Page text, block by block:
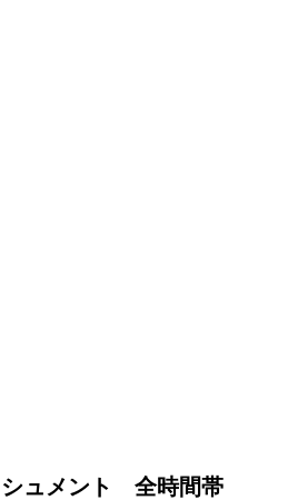
シュメント 全時間帯